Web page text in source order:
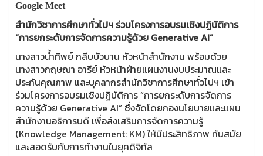
Google Meet
สำนักวิชาการศึกษาทั่วไปฯ ร่วมโครงการอบรมเชิงปฏิบัติการ
“การยกระดับการจัดการความรู้ด้วย Generative AI”
นางสาวน้ำทิพย์ กลีบบัวบาน หัวหน้าสำนักงาน พร้อมด้วย
นางสาวกฤษณา อารีย์ หัวหน้าฝ่ายแผนงานงบประมาณและ
ประกันคุณภาพ และบุคลากรสำนักวิชาการศึกษาทั่วไปฯ เข้า
ร่วมโครงการอบรมเชิงปฏิบัติการ “การยกระดับการจัดการ
ความรู้ด้วย Generative AI” ซึ่งจัดโดยกองนโยบายและแผน
สำนักงานอธิการบดี เพื่อส่งเสริมการจัดการความรู้
(Knowledge Management: KM) ให้มีประสิทธิภาพ ทันสมัย
และสอดรับกับการทำงานในยุคดิจิทัล